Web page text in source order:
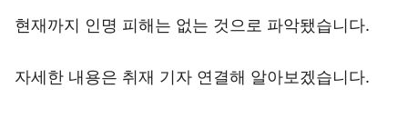
현재까지 인명 피해는 없는 것으로 파악됐습니다.
자세한 내용은 취재 기자 연결해 알아보겠습니다.